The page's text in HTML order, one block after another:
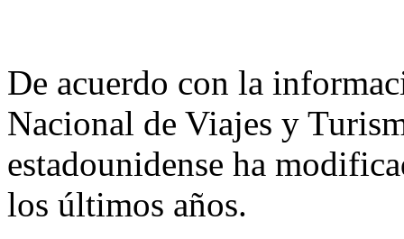
De acuerdo con la
Nacional de Viajes y
estadounidense ha
los últimos años.